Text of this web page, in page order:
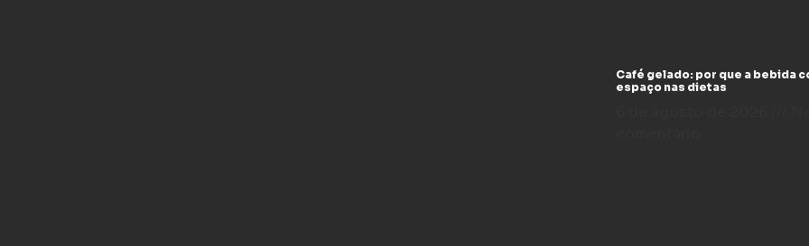
Café gelado: por que a bebida
espaço nas dietas